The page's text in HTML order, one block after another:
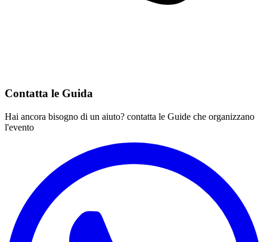
Contatta le Guida
Hai ancora bisogno di un aiuto? contatta le Guide che organizzano
l'evento